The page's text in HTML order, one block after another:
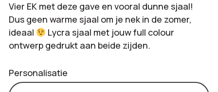
Vier EK met deze gave en vooral dunne sjaal!
Dus geen warme sjaal om je nek in de zomer,
ideaal
Lycra sjaal met jouw full colour
ontwerp gedrukt aan beide zijden.
Personalisatie